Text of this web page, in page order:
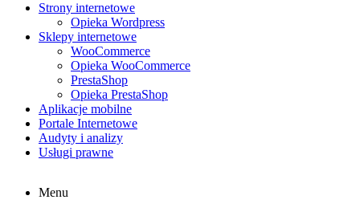
Strony internetowe
Opieka Wordpress
Sklepy internetowe
WooCommerce
Opieka WooCommerce
PrestaShop
Opieka PrestaShop
Aplikacje mobilne
Portale Internetowe
Audyty i analizy
Usługi prawne
Menu